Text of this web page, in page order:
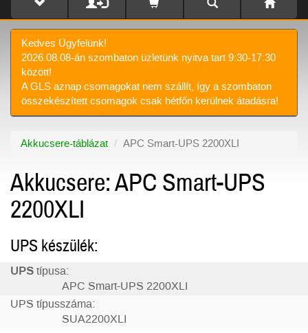
Kedves Ügyfelünk!
2026.08.08-án szombaton üzletünk nyitva tart 9:30-17:30
között!
A GLS aznap csomagokat nem szállít, így a szombaton
összekészített csomagok csak hétfőn kerülnek átadásra!
Akkucsere-táblázat APC Smart-UPS 2200XLI
Akkucsere: APC Smart-UPS
2200XLI
UPS készülék:
UPS típusa:
APC Smart-UPS 2200XLI
UPS típusszáma:
SUA2200XLI